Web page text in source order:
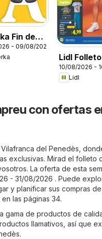
Fin de
- 09/08/2026
Lidl
bazar
10/08/2026 -
Lidl
con ofertas
del Penedès,
exclusivas. Mirad el folleto
La oferta de esta
- 31/08/2026 . Puede
y planificar sus compras
las páginas 34.
gama de productos de
llamativos, así que